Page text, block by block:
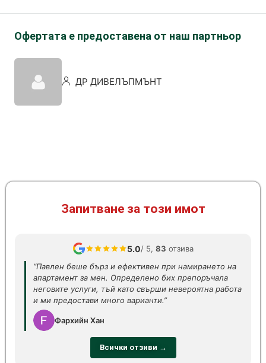
Офертата е предоставена от наш партньор
ДР ДИВЕЛЪПМЪНТ
Запитване за този имот
5.0/ 5, 83 отзива
“Павлен беше бърз и ефективен при намирането на
апартамент за мен. Определено бих препоръчала
неговите услуги, тъй като свърши невероятна работа
и ми предостави много варианти.”
Фархийн Хан
Всички отзиви →